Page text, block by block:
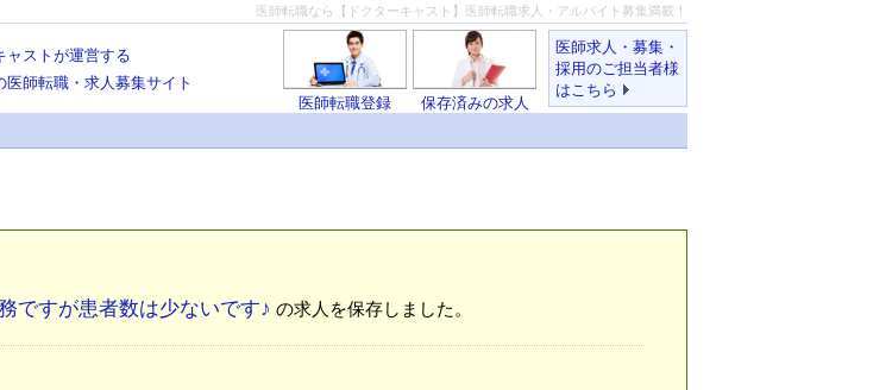
医師転職なら【ドクターキャスト】医師転職求人・アルバイト募集満載！
ャストが運営する
医師転職・求人募集サイト
医師求人・募集・
採用のご担当者様
はこちら
保存済みの求人
医師転職登録
ですが患者数は少ないです♪ の求人を保存しました。